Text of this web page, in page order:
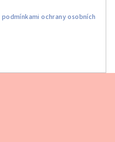
podmínkami ochrany osobních